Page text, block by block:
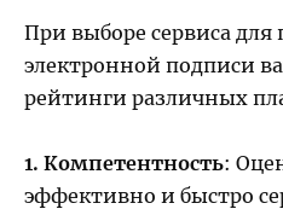
При выборе сервиса для
электронной подписи
рейтинги различных
1. Компетентность:
эффективно и быстро